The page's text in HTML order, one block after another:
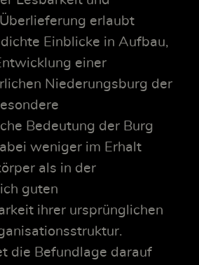
erlaubt
Einblicke in Aufbau,
einer
Niederungsburg der
Bedeutung der Burg
weniger im Erhalt
als in der
guten
ihrer ursprünglichen
die Befundlage darauf